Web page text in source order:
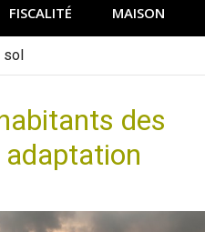
FISCALITÉ MAISON
sol
des